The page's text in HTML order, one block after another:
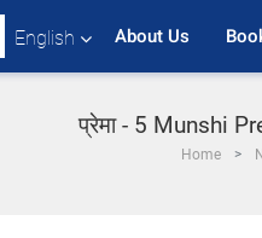
English About Us
प्रेमा - 5 Munshi
Home